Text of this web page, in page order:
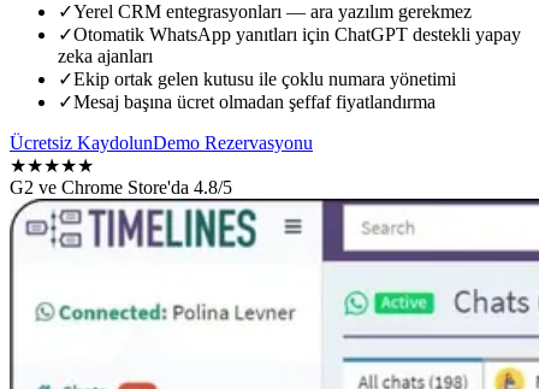
✓Yerel CRM entegrasyonları — ara yazılım gerekmez
✓Otomatik WhatsApp yanıtları için ChatGPT destekli yapay
zeka ajanları
✓Ekip ortak gelen kutusu ile çoklu numara yönetimi
✓Mesaj başına ücret olmadan şeffaf fiyatlandırma
Ücretsiz KaydolunDemo Rezervasyonu
★★★★★
G2 ve Chrome Store'da 4.8/5